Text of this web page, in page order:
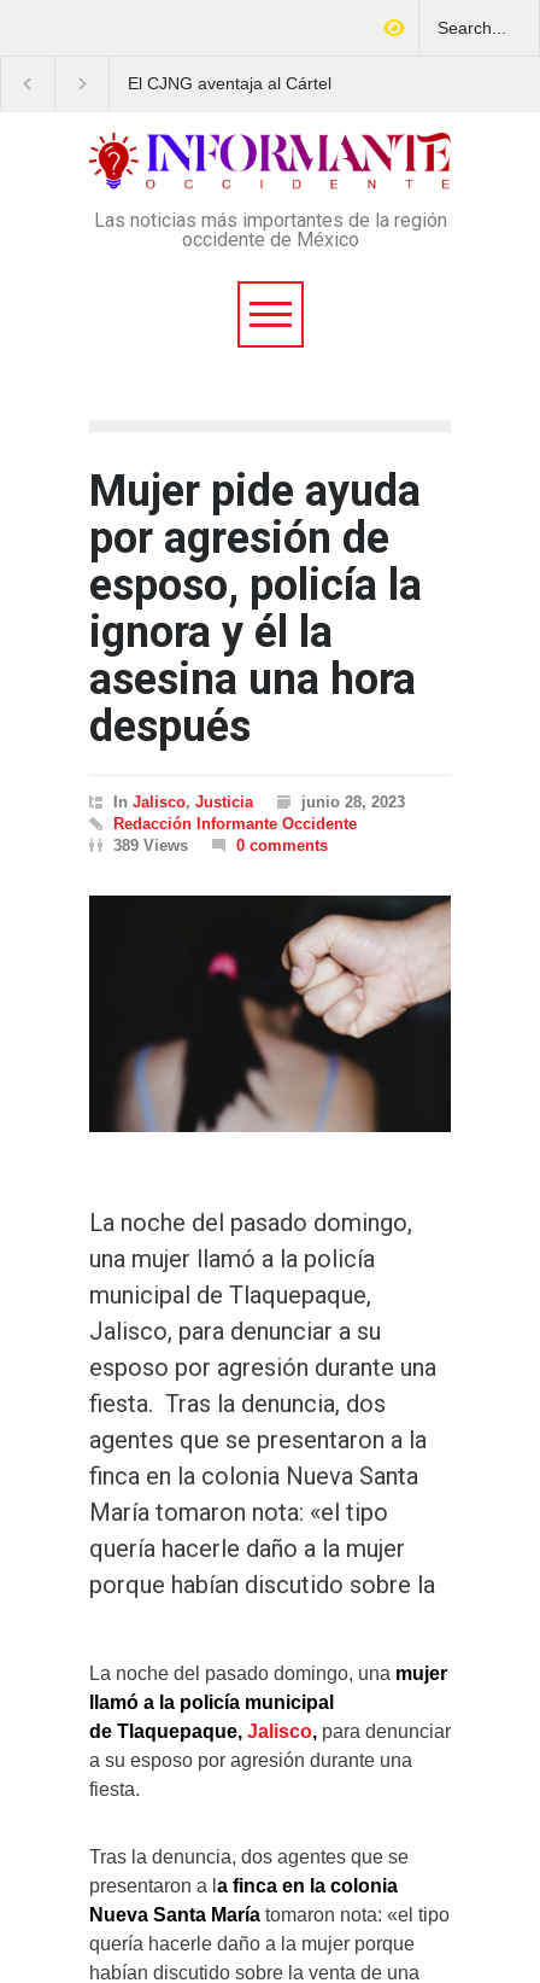
El CJNG aventaja al Cártel
variedad delictiva, según
Montenegro
esquema Ponzi con más
4 mil afectados
Las noticias más importantes de la región
occidente de México
Mujer pide ayuda
por agresión de
esposo, policía la
ignora y él la
asesina una hora
después
In Jalisco, Justicia
junio 28, 2023
Redacción Informante Occidente
389 Views
0 comments
La noche del pasado domingo,
una mujer llamó a la policía
municipal de Tlaquepaque,
Jalisco, para denunciar a su
esposo por agresión durante una
fiesta. Tras la denuncia, dos
agentes que se presentaron a la
finca en la colonia Nueva Santa
María tomaron nota: «el tipo
quería hacerle daño a la mujer
porque habían discutido sobre la
La noche del pasado domingo, una mujer
llamó a la policía municipal
de Tlaquepaque, Jalisco, para denunciar
a su esposo por agresión durante una
fiesta.
Tras la denuncia, dos agentes que se
presentaron a l a finca en la colonia
Nueva Santa María tomaron nota: «el tipo
quería hacerle daño a la mujer porque
habían discutido sobre la venta de una